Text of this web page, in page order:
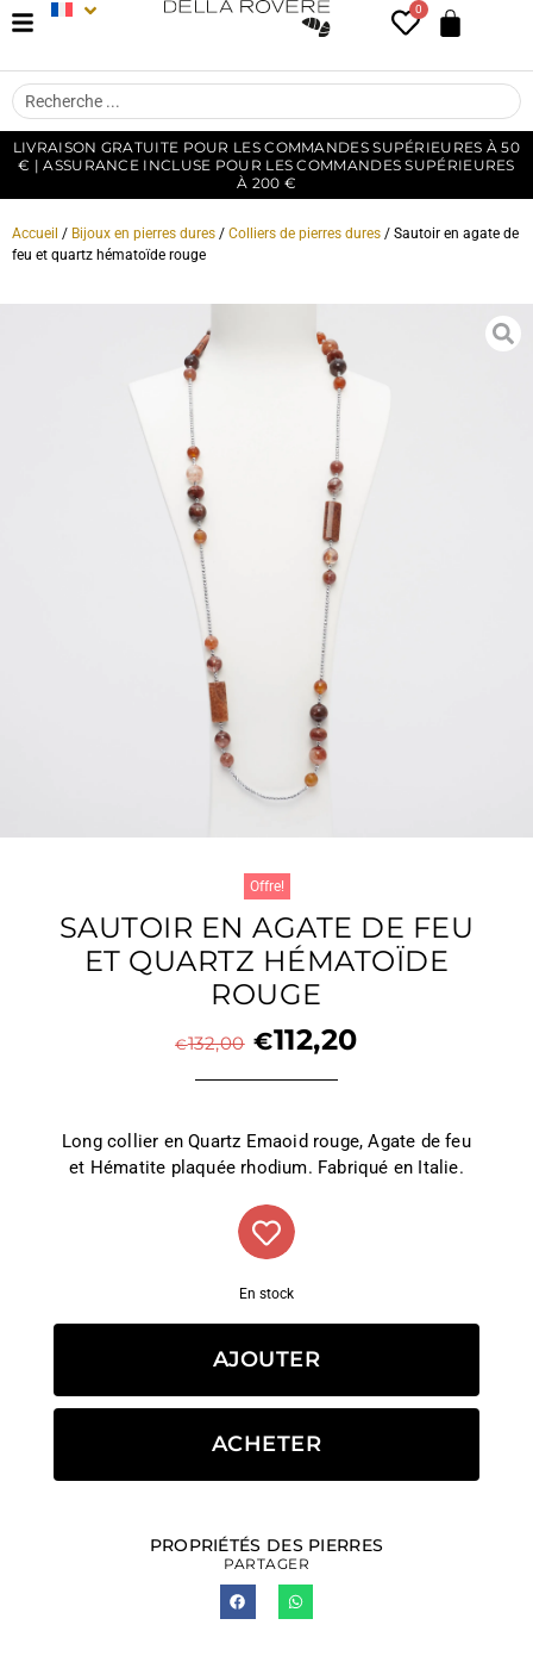
0
LIVRAISON GRATUITE POUR LES COMMANDES SUPÉRIEURES À 50
€ | ASSURANCE INCLUSE POUR LES COMMANDES SUPÉRIEURES
À 200 €
Accueil / Bijoux en pierres dures / Colliers de pierres dures / Sautoir en agate de
feu et quartz hématoïde rouge
Offre!
SAUTOIR EN AGATE DE FEU
ET QUARTZ HÉMATOÏDE
ROUGE
€132,00 €112,20
Long collier en Quartz Emaoid rouge, Agate de feu
et Hématite plaquée rhodium. Fabriqué en Italie.
En stock
AJOUTER
ACHETER
PROPRIÉTÉS DES PIERRES
PARTAGER